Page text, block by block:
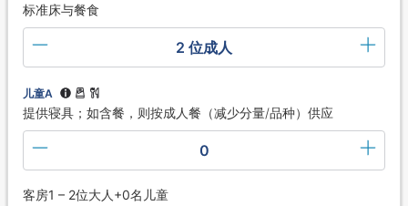
标准床与餐食
2 位成人
儿童A
提供寝具；如含餐，则按成人餐（减少分量/品种）供应
0
客房1 – 2位大人+0名儿童